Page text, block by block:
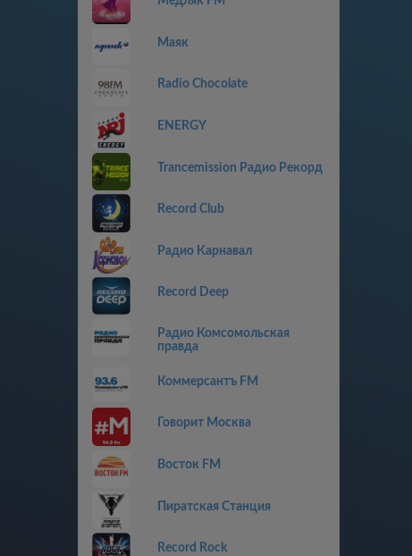
Маяк
Radio Chocolate
ENERGY
Trancemission Радио Рекорд
Record Club
Радио Карнавал
Record Deep
Радио Комсомольская
правда
Коммерсантъ FM
Говорит Москва
Восток FM
Пиратская Станция
Record Rock